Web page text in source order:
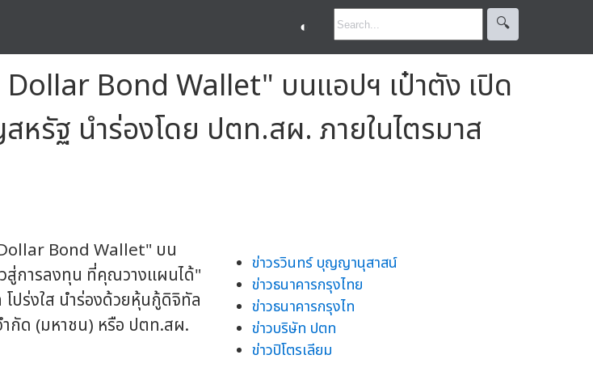
◐ 🔍︎
Dollar Bond Wallet" บนแอปฯ เป๋าตัง เปิด
รัฐ นำร่องโดย ปตท.สผ. ภายในไตรมาส
Bond Wallet" บน
วสู่การลงทุน ที่คุณวางแผนได้"
ปร่งใส นำร่องด้วยหุ้นกู้ดิจิทัล
ำกัด (มหาชน) หรือ ปตท.สผ.
ข่าวรวินทร์ บุญญานุสาสน์
ข่าวธนาคารกรุงไทย
ข่าวธนาคารกรุงไท
ข่าวบริษัท ปตท
ข่าวปิโตรเลียม